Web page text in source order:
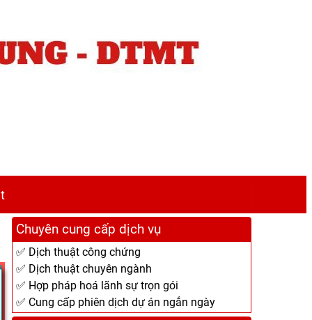
Chuyên cung cấp dịch vụ
✅ Dịch thuật công chứng
✅ Dịch thuật chuyên ngành
✅ Hợp pháp hoá lãnh sự trọn gói
✅ Cung cấp phiên dịch dự án ngắn ngày